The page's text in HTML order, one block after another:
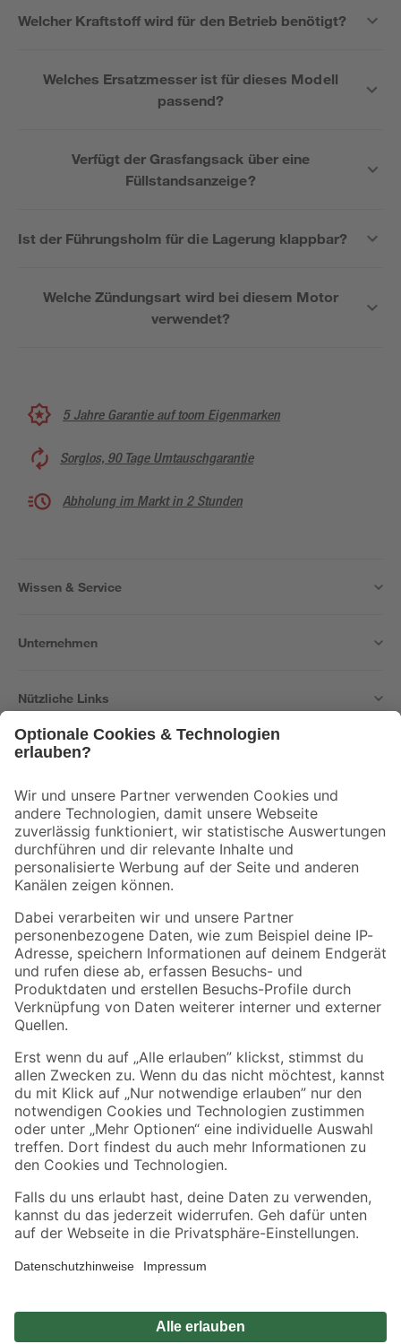
Welcher Kraftstoff wird für den Betrieb benötigt?
Welches Ersatzmesser ist für dieses Modell
passend?
Verfügt der Grasfangsack über eine
Füllstandsanzeige?
Ist der Führungsholm für die Lagerung klappbar?
Welche Zündungsart wird bei diesem Motor
verwendet?
5 Jahre Garantie auf toom Eigenmarken
Sorglos, 90 Tage Umtauschgarantie
Abholung im Markt in 2 Stunden
Wissen & Service
Unternehmen
Nützliche Links
Der toom Newsletter: Keine Angebote und Aktionen mehr verpassen!
Zur Newsletter Anmeldung
Folge uns
Zahlungsarten Versandarten
Sicher einkaufen
Jetzt die toom-App herunterladen
Alle Preisangaben in EUR inkl. gesetzl. MwSt.. Die dargestellten Angebote sind unter
Umständen nicht in allen Märkten verfügbar. Die angegebenen Verfügbarkeiten beziehen
Produkte nur solange der Vorrat reicht.
*Paketversand ab 59 € versandkostenfrei, gilt nicht für Artikel mit Speditionsversand, hier
Privatsphäre Impressum